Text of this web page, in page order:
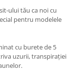
ului tău ca noi cu
pentru modelele
cu burete de 5
uzurii, transpirației